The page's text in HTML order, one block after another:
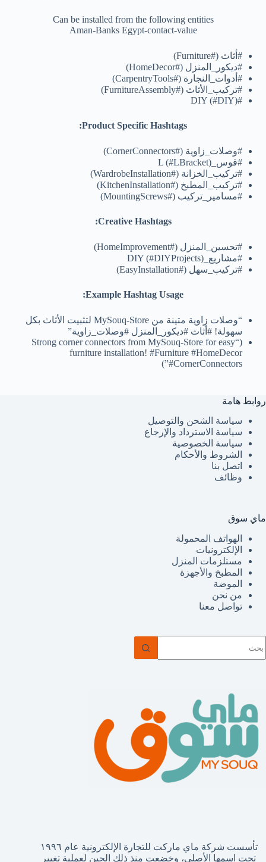
Can be installed from the following entities
Aman-Banks Egypt-contact-value
#أثاث (#Furniture)
#ديكور_المنزل (#HomeDecor)
#أدوات_النجارة (#CarpentryTools)
#تركيب_الأثاث (#FurnitureAssembly)
#DIY (#DIY)
Product Specific Hashtags:
#وصلات_زاوية (#CornerConnectors)
#قوس_L (#LBracket)
#تركيب_الخزانة (#WardrobeInstallation)
#تركيب_المطبخ (#KitchenInstallation)
#مسامير_تركيب (#MountingScrews)
Creative Hashtags:
#تحسين_المنزل (#HomeImprovement)
#مشاريع_DIY (#DIYProjects)
#تركيب_سهل (#EasyInstallation)
Example Hashtag Usage:
“وصلات زاوية متينة من MySouq-Store لتثبيت الأثاث بكل
سهولة! #أثاث #ديكور_المنزل #وصلات_زاوية”
(“Strong corner connectors from MySouq-Store for easy
furniture installation! #Furniture #HomeDecor
#CornerConnectors”)
روابط هامة
سياسة الشحن والتوصيل
سياسة الاسترداد والإرجاع
سياسة الخصوصية
الشروط والأحكام
اتصل بنا
وظائف
ماي سوق
الهواتف المحمولة
الإلكترونيات
مستلزمات المنزل
المطبخ والأجهزة
الموضة
من نحن
تواصل معنا
توجد
تأسست شركة ماي ماركت للتجارة الإلكترونية عام ١٩٩٦
تحت اسمها الأصلي، وخضعت منذ ذلك الحين لعملية تغيير